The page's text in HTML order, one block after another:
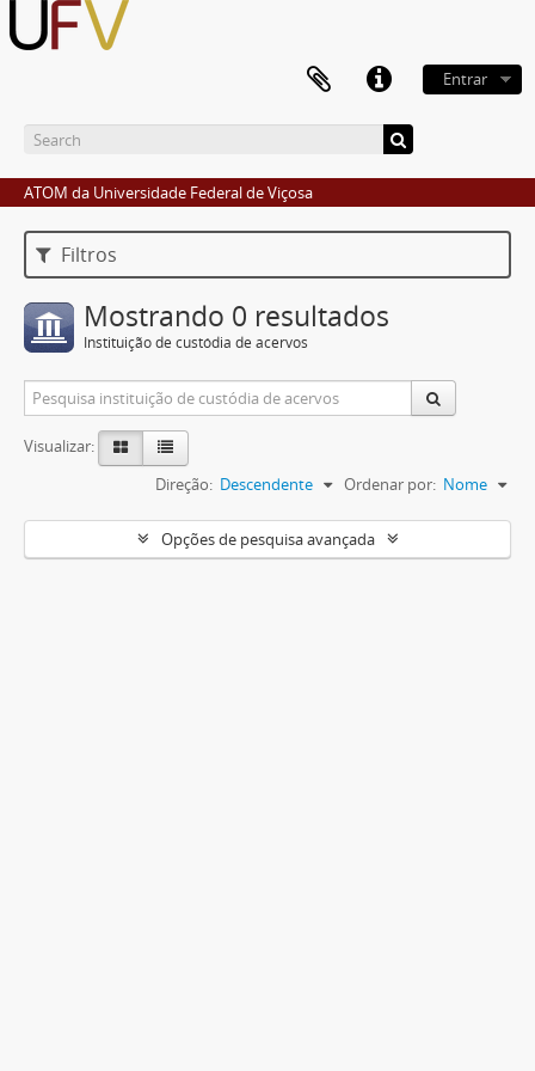
Entrar
ATOM da Universidade Federal de Viçosa
Filtros
Mostrando 0 resultados
Instituição de custódia de acervos
Visualizar:
Ordenar por: Nome
Direção: Descendente
Opções de pesquisa avançada